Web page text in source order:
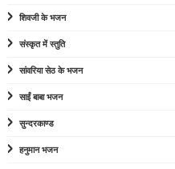
शिवजी के भजन
संस्कृत में स्तुति
सांवरिया सेठ के भजन
साईं बाबा भजन
सुन्दरकाण्ड
हनुमान भजन